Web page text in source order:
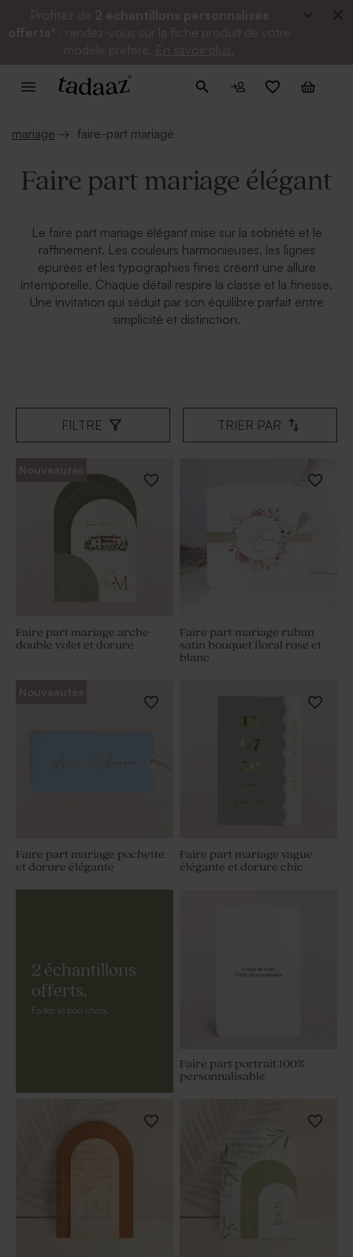
Profitez de 2 échantillons personnalisés
offerts*
: rendez-vous sur la fiche produit de votre
modèle préféré. En savoir plus.
mariage → faire-part mariage
Faire part mariage élégant
Le faire part mariage élégant mise sur la sobriété et le
raffinement. Les couleurs harmonieuses, les lignes
épurées et les typographies fines créent une allure
intemporelle. Chaque détail respire la classe et la finesse.
Une invitation qui séduit par son équilibre parfait entre
simplicité et distinction.
FILTRE TRIER PAR
2 échantillons
offerts.
Faites le bon choix.
Faire part portrait 100%
personnalisable
Nouveautés
Faire part mariage arche
double volet et dorure
Faire part mariage ruban
satin bouquet floral rose et
blanc
Nouveautés
Faire part mariage pochette
et dorure élégante
Faire part mariage vague
élégante et dorure chic